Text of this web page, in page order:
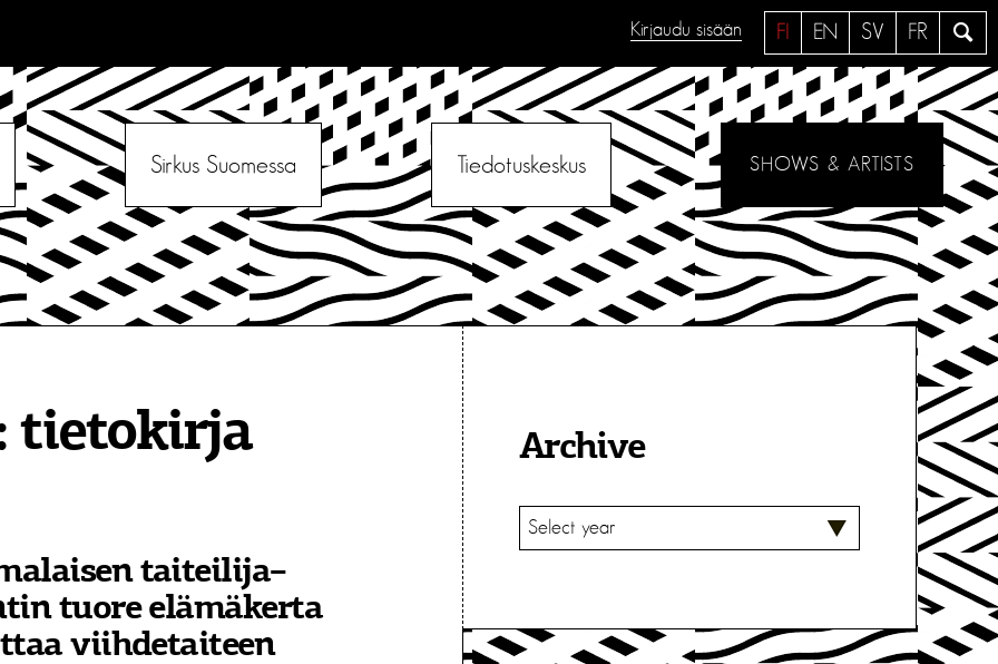
a
e
FI EN SV FR
Kirjaudu sisään
Sirkus Suomessa Tiedotuskeskus SHOWS & ARTISTS
tietokirja
taiteilija–
tuore elämäkerta
viihdetaiteen
Archive
V
A
T
S